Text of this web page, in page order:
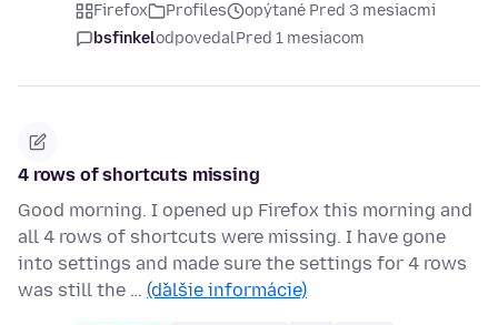
Firefox Profiles
opýtané Pred 3 mesiacmi
bsfinkelodpovedalPred 1 mesiacom
4 rows of shortcuts missing
Good morning. I opened up Firefox this morning and
all 4 rows of shortcuts were missing. I have gone
into settings and made sure the settings for 4 rows
was still the … (ďalšie informácie)